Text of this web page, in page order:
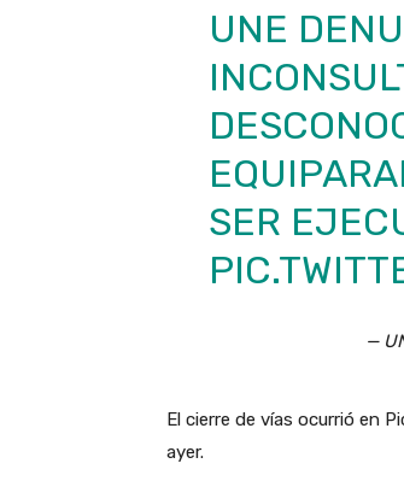
UNE
SER
—
El cierre de vías ocurrió en
ayer.